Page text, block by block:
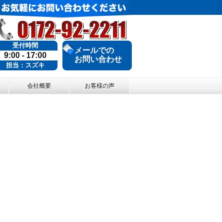
受付時間
9:00 - 17:00
担当：スズキ
メールでの
お問い合わせ
会社概要 お客様の声